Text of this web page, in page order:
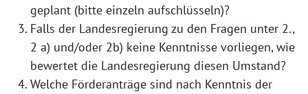
geplant (bitte einzeln aufschlüsseln)?
Falls der Landesregierung zu den Fragen unter 2.,
2 a) und/oder 2b) keine Kenntnisse vorliegen, wie
bewertet die Landesregierung diesen Umstand?
Welche Förderanträge sind nach Kenntnis der